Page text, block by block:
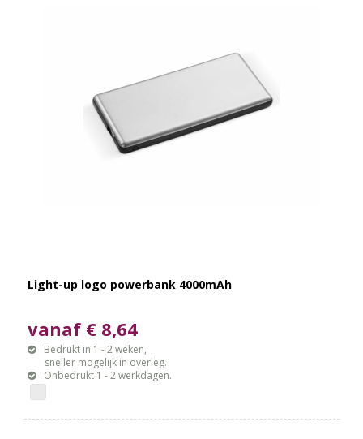
Light-up logo powerbank 4000mAh
vanaf € 8,64
Bedrukt in 1 - 2 weken,
sneller mogelijk in overleg.
Onbedrukt 1 - 2 werkdagen.